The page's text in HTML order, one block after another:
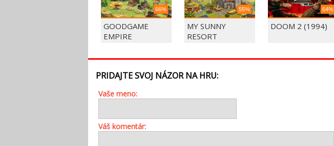
66%
GOODGAME
EMPIRE
55%
MY SUNNY
RESORT
64%
DOOM 2 (1994)
PRIDAJTE SVOJ NÁZOR NA HRU:
Vaše meno:
Váš komentár: